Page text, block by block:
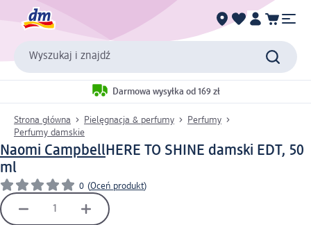
Wyszukaj i znajdź
Darmowa wysyłka od 169 zł
Strona główna Pielęgnacja & perfumy
Perfumy
Perfumy damskie
Naomi CampbellHERE TO SHINE damski EDT, 50
ml
0 (Oceń produkt)